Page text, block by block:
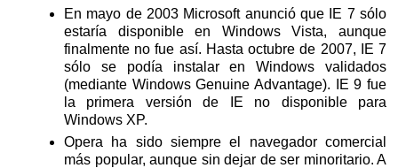
En mayo de 2003 Microsoft anunció que IE 7 sólo
estaría disponible en Windows Vista, aunque
finalmente no fue así. Hasta octubre de 2007, IE 7
sólo se podía instalar en Windows validados
(mediante Windows Genuine Advantage). IE 9 fue
la primera versión de IE no disponible para
Windows XP.
Opera ha sido siempre el navegador comercial
más popular, aunque sin dejar de ser minoritario. A